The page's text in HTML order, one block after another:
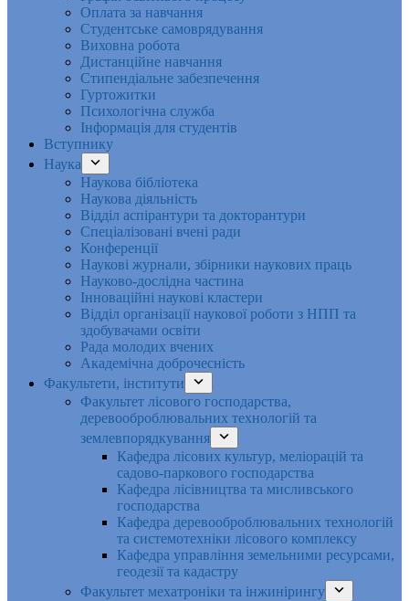
Оплата за навчання
Студентське самоврядування
Виховна робота
Дистанційне навчання
Стипендіальне забезпечення
Гуртожитки
Психологічна служба
Інформація для студентів
Вступнику
Наука
Наукова бібліотека
Наукова діяльність
Відділ аспірантури та докторантури
Спеціалізовані вчені ради
Конференції
Наукові журнали, збірники наукових праць
Науково-дослідна частина
Інноваційні наукові кластери
Відділ організації наукової роботи з НПП та
здобувачами освіти
Рада молодих вчених
Академічна доброчесність
Факультети, інститути
Факультет лісового господарства,
деревооброблювальних технологій та
землевпорядкування
Кафедра лісових культур, меліорацій та
садово-паркового господарства
Кафедра лісівництва та мисливського
господарства
Кафедра деревооброблювальних технологій
та системотехніки лісового комплексу
Кафедра управління земельними ресурсами,
геодезії та кадастру
Факультет мехатроніки та інжинірингу